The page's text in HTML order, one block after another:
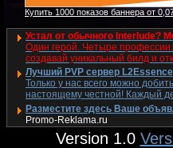
Купить 1000 показов баннера от
Устал от обычного Interlude?
Один герой. Четыре
создавай уникальный билд и
Лучший PVP сервер
Только у нас всего можно
настоящему честной! Каждый
Разместите здесь Ваше
Promo-Reklama.ru
Version 1.0